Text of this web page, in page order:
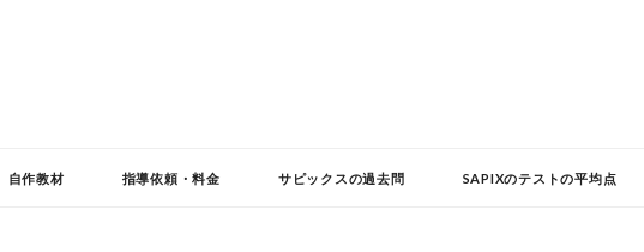
自作教材 指導依頼・料金 サピックスの過去問 SAPIXのテストの平均点